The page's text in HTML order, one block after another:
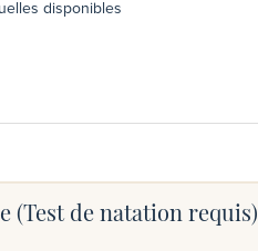
disponibles
(Test de natation requis)